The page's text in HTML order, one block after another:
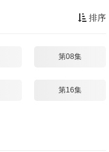
排序
第08集
第16集